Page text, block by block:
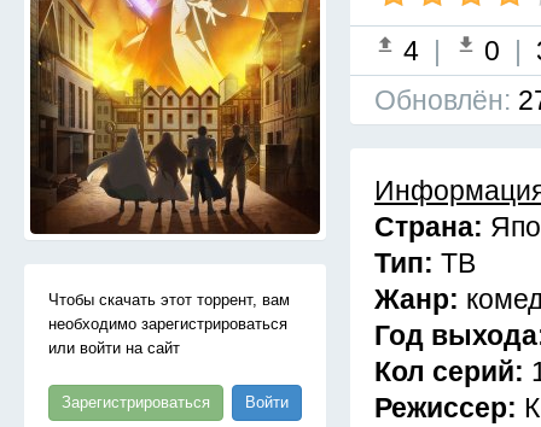
Чтобы скачать этот торрент, вам
необходимо зарегистрироваться
или войти на сайт
Зарегистрироваться Войти
4 | 0 |
Обновлён:
Страна:
Тип: ТВ
Жанр:
Год
Кол серий:
Режиссер: